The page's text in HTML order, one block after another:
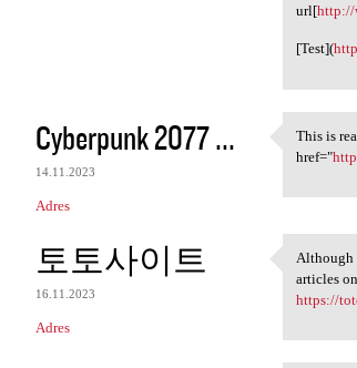
url[http://
[Test](
Cyberpunk 2077 ...
14.11.2023
Adres
This is
This is
href="
토토사이트
16.11.2023
Adres
Although
articles
https://